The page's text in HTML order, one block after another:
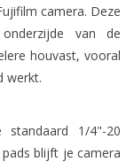
camera. Deze
van de
houvast, vooral
werkt.
1/4"-20
blijft je camera